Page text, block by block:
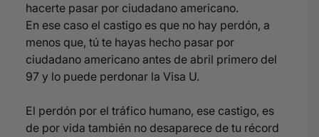
hacerte pasar por ciudadano americano.
En ese caso el castigo es que no hay perdón, a
menos que, tú te hayas hecho pasar por
ciudadano americano antes de abril primero del
97 y lo puede perdonar la Visa U.
El perdón por el tráfico humano, ese castigo, es
de por vida también no desaparece de tu récord